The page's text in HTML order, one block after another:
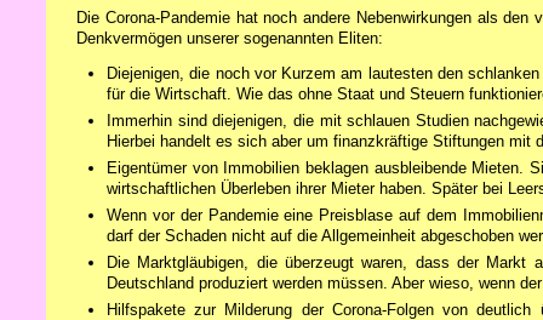
Die Corona-Pandemie hat noch andere Nebenwirkungen als
Denkvermögen unserer sogenannten Eliten:
Diejenigen, die noch vor Kurzem am lautesten den
für die Wirtschaft. Wie das ohne Staat und Steuern
Immerhin sind diejenigen, die mit schlauen Studien
Hierbei handelt es sich aber um finanzkräftige Stiftungen
Eigentümer von Immobilien beklagen ausbleibende
wirtschaftlichen Überleben ihrer Mieter haben. Später bei
Wenn vor der Pandemie eine Preisblase auf dem
darf der Schaden nicht auf die Allgemeinheit abgeschoben
Die Marktgläubigen, die überzeugt waren, dass der
Deutschland produziert werden müssen. Aber wieso, wenn
Hilfspakete zur Milderung der Corona-Folgen von